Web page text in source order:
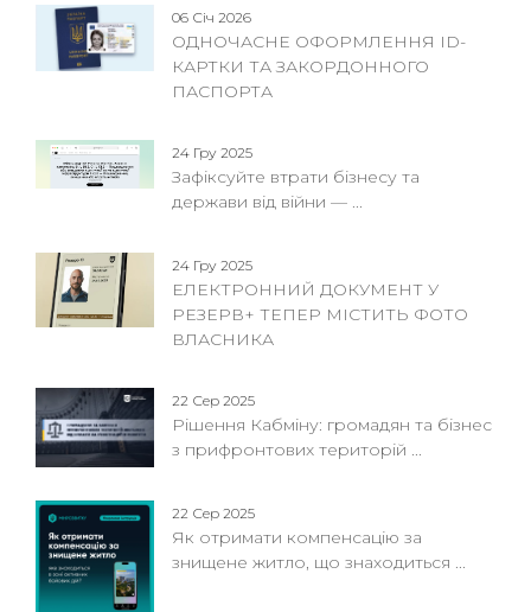
06 Січ 2026
ОДНОЧАСНЕ ОФОРМЛЕННЯ ID-
КАРТКИ ТА ЗАКОРДОННОГО
ПАСПОРТА
24 Гру 2025
Зафіксуйте втрати бізнесу та
держави від війни — ...
24 Гру 2025
ЕЛЕКТРОННИЙ ДОКУМЕНТ У
РЕЗЕРВ+ ТЕПЕР МІСТИТЬ ФОТО
ВЛАСНИКА
22 Сер 2025
Рішення Кабміну: громадян та бізнес
з прифронтових територій ...
22 Сер 2025
Як отримати компенсацію за
знищене житло, що знаходиться ...